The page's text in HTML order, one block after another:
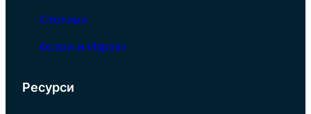
Столици
Фрази и Изрази
Ресурси